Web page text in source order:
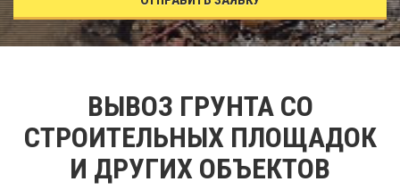
ВЫВОЗ ГРУНТА СО
СТРОИТЕЛЬНЫХ ПЛОЩАДОК
И ДРУГИХ ОБЪЕКТОВ